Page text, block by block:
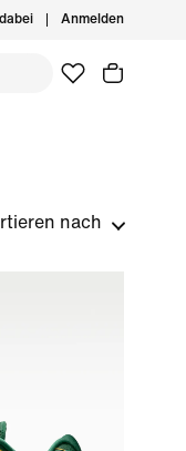
Anmelden
nach